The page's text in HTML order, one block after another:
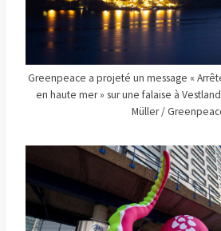
Greenpeace a projeté un message «
en haute mer » sur une falaise à
Müller /